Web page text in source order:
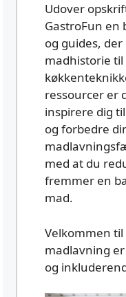
Udover
GastroFun en
og guides,
madhistorie
ressourcer er
inspirere dig
og forbedre
med at du
fremmer en
mad.
Velkommen
madlavning
og